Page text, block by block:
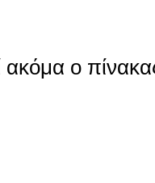
ακόμα ο